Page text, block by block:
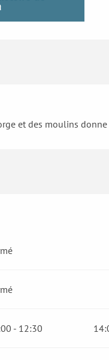
et des moulins
2026
- 12:30